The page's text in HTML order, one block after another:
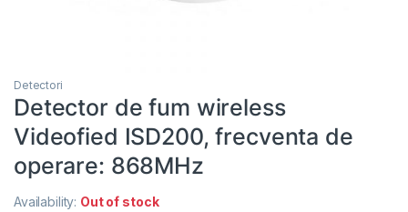
Detectori
Detector de fum wireless
Videofied ISD200, frecventa de
operare: 868MHz
Availability: Out of stock